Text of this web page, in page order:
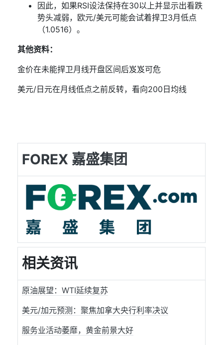
因此，如果RSI设法保持在30以上并显示出看跌
势头减弱，欧元/美元可能会试着捍卫3月低点
（1.0516）。
其他资料：
金价在未能捍卫月线开盘区间后岌岌可危
美元/ 日元在月线低点之前反转，看向200 日均线
FOREX 嘉盛集团
相关资讯
原油展望：WTI延续复苏
美元/加元预测：聚焦加拿大央行利率决议
服务业活动萎靡，黄金前景大好